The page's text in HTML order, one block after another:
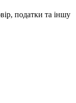
податки та іншу